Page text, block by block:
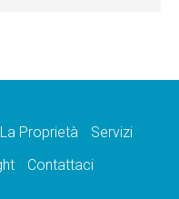
La Proprietà
Servizi
Contattaci